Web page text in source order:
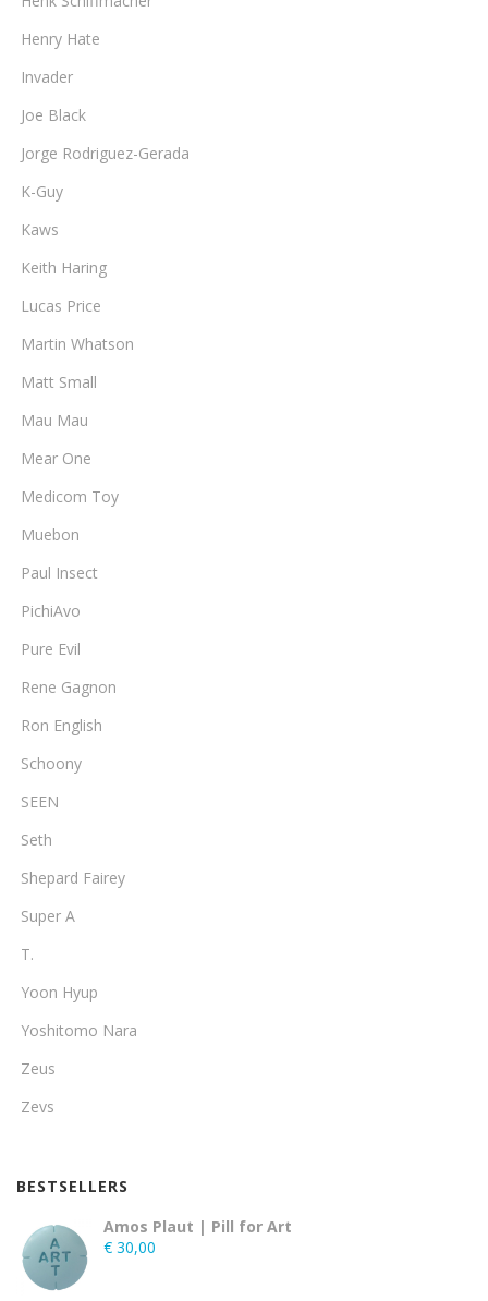
Henry Hate
Invader
Joe Black
Jorge Rodriguez-Gerada
K-Guy
Kaws
Keith Haring
Lucas Price
Martin Whatson
Matt Small
Mau Mau
Mear One
Medicom Toy
Muebon
Paul Insect
PichiAvo
Pure Evil
Rene Gagnon
Ron English
Schoony
SEEN
Seth
Shepard Fairey
Super A
T.
Yoon Hyup
Yoshitomo Nara
Zeus
Zevs
BESTSELLERS
Amos Plaut | Pill for Art
€ 30,00